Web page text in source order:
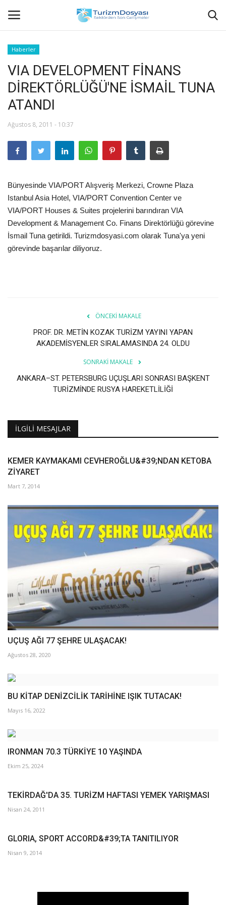
Anasayfa
Bize Ulaşın
Künye
Halil ÖNCÜ kimdir?
Haberler
Görüntülü
Araştırma - İnceleme
Yorumlar
Köşe Yazarları
Galeri
Haberler
VIA DEVELOPMENT FİNANS
DİREKTÖRLÜĞÜ'NE İSMAİL TUNA
ATANDI
Ağustos 8, 2011 - 10:37
Bünyesinde VIA/PORT Alışveriş Merkezi, Crowne Plaza
Istanbul Asia Hotel, VIA/PORT Convention Center ve
VIA/PORT Houses & Suites projelerini barındıran VIA
Development & Management Co. Finans Direktörlüğü görevine
İsmail Tuna getirildi. Turizmdosyasi.com olarak Tuna'ya yeni
görevinde başarılar diliyoruz.
ÖNCEKI MAKALE
PROF. DR. METİN KOZAK TURİZM YAYINI YAPAN
AKADEMİSYENLER SIRALAMASINDA 24. OLDU
SONRAKI MAKALE
ANKARA–ST. PETERSBURG UÇUŞLARI SONRASI BAŞKENT
TURİZMİNDE RUSYA HAREKETLİLİĞİ
İLGILI MESAJLAR
KEMER KAYMAKAMI CEVHEROĞLU&#39;NDAN KETOBA
ZİYARET
Mart 7, 2014
UÇUŞ AĞI 77 ŞEHRE ULAŞACAK!
Ağustos 28, 2020
BU KİTAP DENİZCİLİK TARİHİNE IŞIK TUTACAK!
Mayıs 16, 2022
IRONMAN 70.3 TÜRKİYE 10 YAŞINDA
Ekim 25, 2024
TEKİRDAĞ'DA 35. TURİZM HAFTASI YEMEK YARIŞMASI
Nisan 24, 2011
GLORIA, SPORT ACCORD&#39;TA TANITILIYOR
Nisan 9, 2014